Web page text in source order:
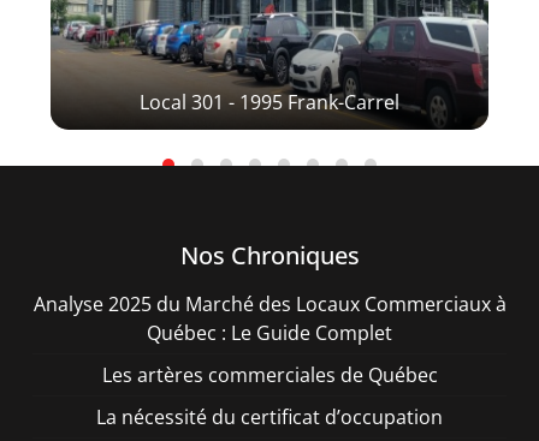
Local 301 - 1995 Frank-Carrel
Nos Chroniques
Analyse 2025 du Marché des Locaux Commerciaux à
Québec : Le Guide Complet
Les artères commerciales de Québec
La nécessité du certificat d’occupation